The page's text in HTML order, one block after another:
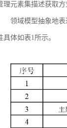
理元素集描述获取
领域模型抽象地
具体如表1所示。